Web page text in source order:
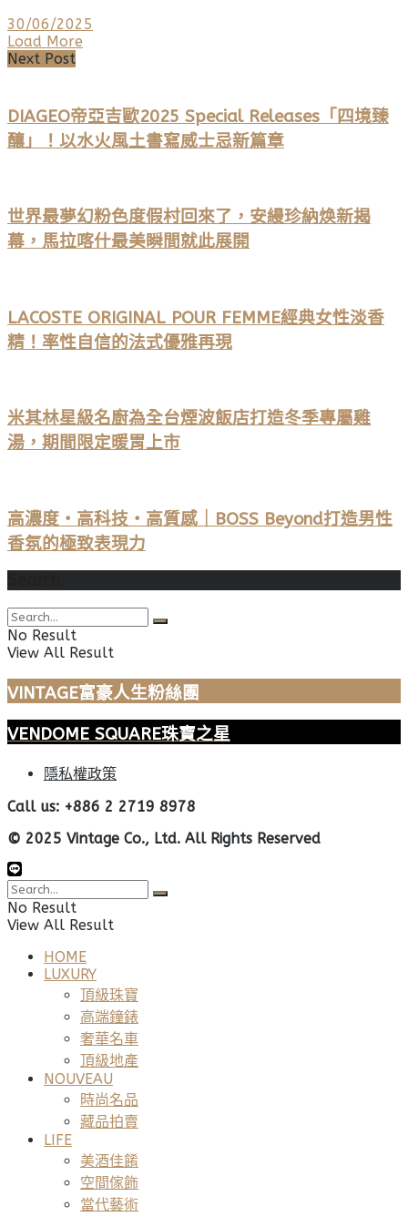
30/06/2025
Load More
Next Post
DIAGEO帝亞吉歐2025 Special Releases「四境臻
釀」！以水火風土書寫威士忌新篇章
世界最夢幻粉色度假村回來了，安縵珍納焕新揭
幕，馬拉喀什最美瞬間就此展開
LACOSTE ORIGINAL POUR FEMME經典女性淡香
精！率性自信的法式優雅再現
米其林星級名廚為全台煙波飯店打造冬季專屬雞
湯，期間限定暖胃上市
高濃度・高科技・高質感｜BOSS Beyond打造男性
香氛的極致表現力
No Result
View All Result
VINTAGE富豪人生粉絲團
VENDOME SQUARE珠寶之星
隱私權政策
Call us: +886 2 2719 8978
© 2025 Vintage Co., Ltd. All Rights Reserved
No Result
View All Result
HOME
LUXURY
頂級珠寶
高端鐘錶
奢華名車
頂級地產
NOUVEAU
時尚名品
藏品拍賣
LIFE
美酒佳餚
空間傢飾
當代藝術